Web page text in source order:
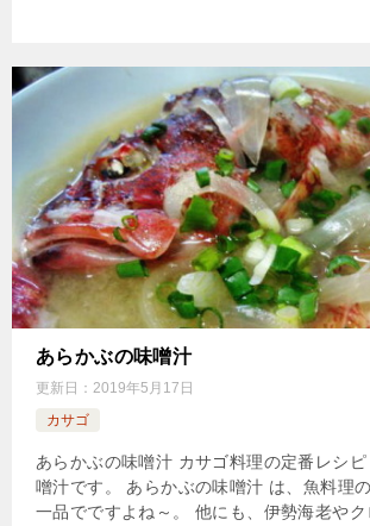
あらかぶの味噌汁
更新日： 2019年5月17日
カサゴ
あらかぶの味噌汁 カサゴ料理の定番レシ
噌汁です。 あらかぶの味噌汁 は、魚料理
一品でですよね～。 他にも、伊勢海老やク